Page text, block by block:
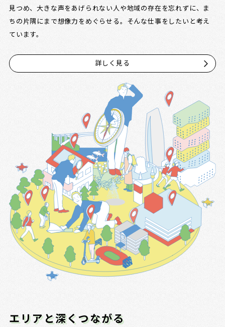
見つめ、大きな声をあげられない人や地域の存在を忘れずに、ま
ちの片隅にまで想像力をめぐらせる。そんな仕事をしたいと考え
ています。
詳しく見る
エリアと深くつながる